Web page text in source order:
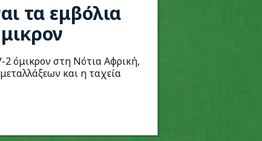
τα εμβόλια
2 όμικρον στη Νότια Αφρική,
και η ταχεία